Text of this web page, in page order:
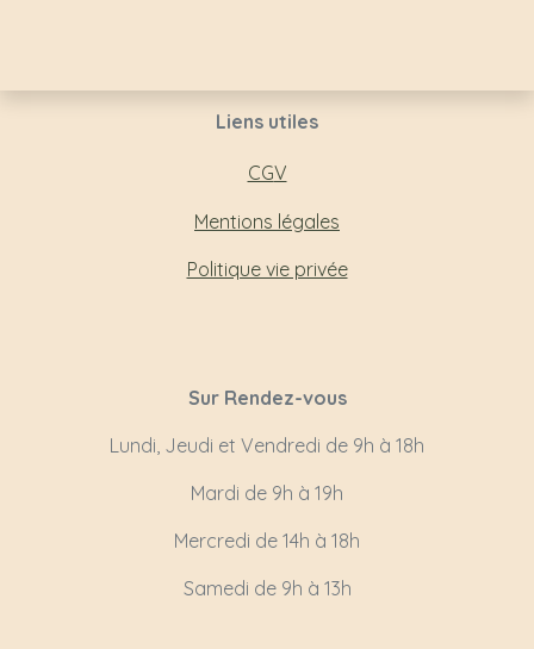
Liens utiles
CGV
Mentions légales
Politique vie privée
Sur Rendez-vous
Lundi, Jeudi et Vendredi de 9h à 18h
Mardi de 9h à 19h
Mercredi de 14h à 18h
Samedi de 9h à 13h